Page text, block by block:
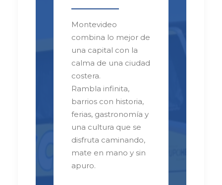
Montevideo
combina lo mejor de
una capital con la
calma de una ciudad
costera.
Rambla infinita,
barrios con historia,
ferias, gastronomía y
una cultura que se
disfruta caminando,
mate en mano y sin
apuro.